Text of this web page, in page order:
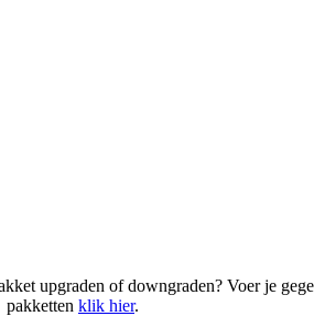
upgraden of downgraden? Voer je
pakketten klik hier.